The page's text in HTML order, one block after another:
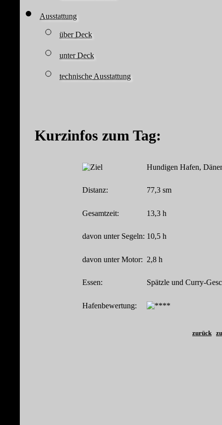
Ausstattung
über Deck
unter Deck
technische Ausstattung
Kurzinfos zum Tag:
Hundigen Hafen,
Distanz: 77,3 sm
Gesamtzeit: 13,3 h
davon unter Segeln: 10,5 h
davon unter Motor: 2,8 h
Essen: Spätzle und Curry-
Hafenbewertung:
zurück